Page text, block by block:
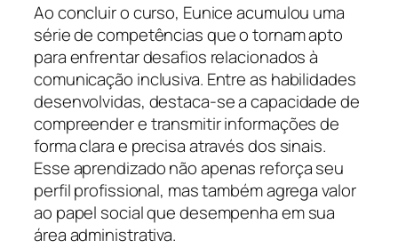
Ao concluir o curso, Eunice acumulou uma
série de competências que o tornam apto
para enfrentar desafios relacionados à
comunicação inclusiva. Entre as habilidades
desenvolvidas, destaca-se a capacidade de
compreender e transmitir informações de
forma clara e precisa através dos sinais.
Esse aprendizado não apenas reforça seu
perfil profissional, mas também agrega valor
ao papel social que desempenha em sua
área administrativa.